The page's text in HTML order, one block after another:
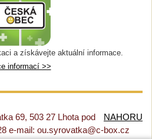
a získávejte aktuální informace.
informací >>
NAHORU
69, 503 27 Lhota pod
e-mail: ou.syrovatka@c-box.cz